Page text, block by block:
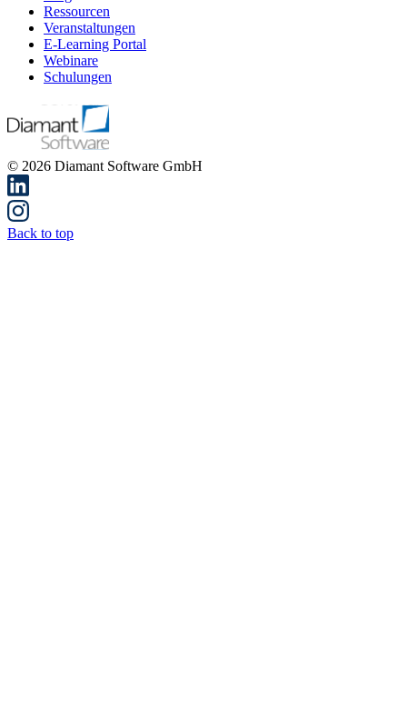
Ressourcen
Veranstaltungen
E-Learning Portal
Webinare
Schulungen
© 2026 Diamant Software GmbH
Back to top